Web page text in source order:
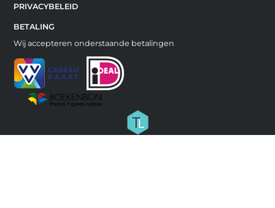
PRIVACYBELEID
BETALING
Wij accepteren onderstaande betalingen